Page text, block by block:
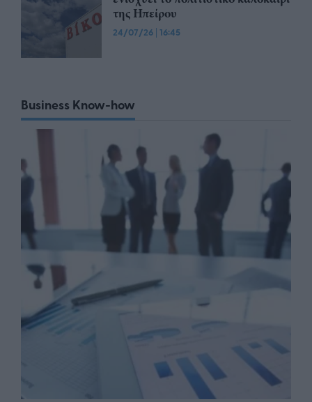
της Ηπείρου
24/07/26 | 16:45
Business Know-how